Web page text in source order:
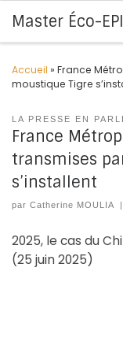
Skip to content
Master Éco-
Accueil » France
moustique Tigre
LA PRESSE EN
France
transmises
s’installent
par Catherine MOULIA
2025, le cas du
(25 juin 2025)